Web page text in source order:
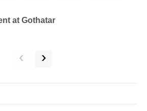
at Gothatar
‹ ›